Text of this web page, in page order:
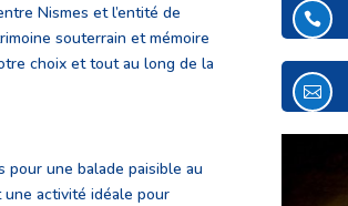
Nismes et l’entité de
souterrain et mémoire
choix et tout au long de la
pour une balade paisible au
une activité idéale pour

